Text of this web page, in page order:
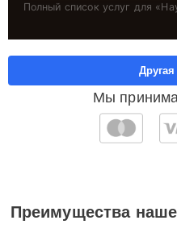
Полный список услуг для «
Мы
Преимущества